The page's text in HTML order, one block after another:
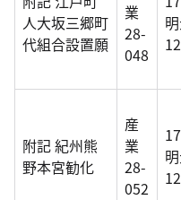
人大坂三郷町
代組合設置願
業
28-
048
附記 紀州熊
野本宮勧化
産
業
28-
052